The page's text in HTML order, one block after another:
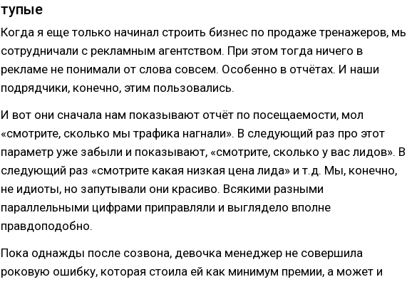
тупые⁠⁠
Когда я еще только начинал строить бизнес по продаже тренажеров,
сотрудничали с рекламным агентством. При этом тогда ничего в
рекламе не понимали от слова совсем. Особенно в отчётах. И наши
подрядчики, конечно, этим пользовались.
И вот они сначала нам показывают отчёт по посещаемости, мол
«смотрите, сколько мы трафика нагнали». В следующий раз про этот
параметр уже забыли и показывают, «смотрите, сколько у вас лидов». В
следующий раз «смотрите какая низкая цена лида» и т.д. Мы, конечно,
не идиоты, но запутывали они красиво. Всякими разными
параллельными цифрами приправляли и выглядело вполне
правдоподобно.
Пока однажды после созвона, девочка менеджер не совершила
роковую ошибку, которая стоила ей как минимум премии, а может и